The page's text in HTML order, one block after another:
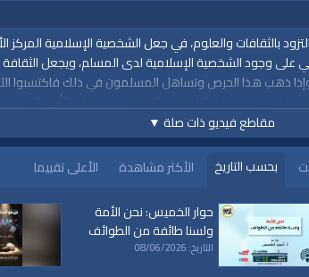
بالثقافات والعلوم، في جعل الشخصية الإسلامية
وجود الشخصية الإسلامية لدى المسلم، ويجعل الثقافة
ذهب هذا الحرص وتساهل المسلمون في ذلك فاكتسبوا
حقيقي على الشخصية الإسلامية، بل على الأُمة
مقاطع فيديو ذات صلة ▼
بحسب التاريخ الأكثر مشاهدة
الأعلى تقييما
حوار الخميس: نحن الأمة
ولسنا طائفة من الطوائف
التاريخ: 08/06/2026